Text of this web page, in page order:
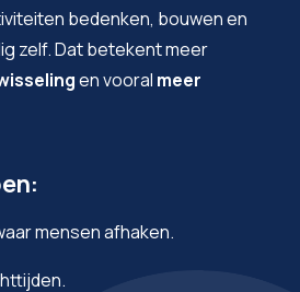
bedenken, bouwen en
zelf. Dat betekent meer
en vooral meer
mensen afhaken.